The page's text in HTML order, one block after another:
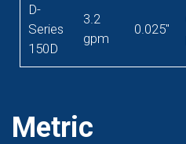
D-
Series
150D
3.2
gpm
0.025"
Metric